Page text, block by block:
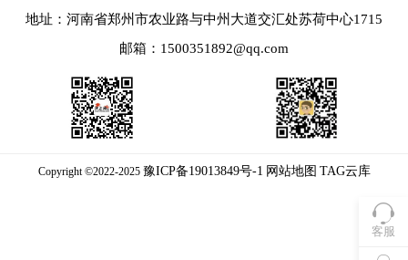
客服
地址：河南省郑州市农业路与中州大道交汇处苏荷中心1715
邮箱：1500351892@qq.com
Copyright ©2022-2025 豫ICP备19013849号-1 网站地图 TAG云库